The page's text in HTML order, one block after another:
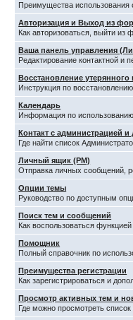
Преимущества использования
Авторизация и Выход из
Как авторизоваться, выйти из
Ваша панель управления
Редактирование контактной и
Восстановление
Инструкция по
Календарь
Информация по
Контакт с администрацией
Где найти список
Личный ящик (PM)
Отправка личных сообщений,
Опции темы
Руководство по доступным
Поиск тем и сообщений
Как воспользоваться функцией
Помощник
Полный справочник по
Преимущества регистрации
Как зарегистрироваться и
Просмотр активных тем и
Где можно просмотреть